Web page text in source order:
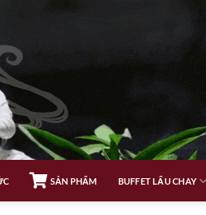
SẢN PHẨM BUFFET LẨU CHAY